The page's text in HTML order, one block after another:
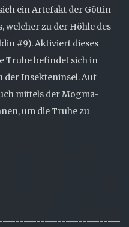
ein Artefakt der Göttin
welcher zu der Höhle des
#9). Aktiviert dieses
Truhe befindet sich in
der Insekteninsel. Auf
mittels der Mogma-
um die Truhe zu